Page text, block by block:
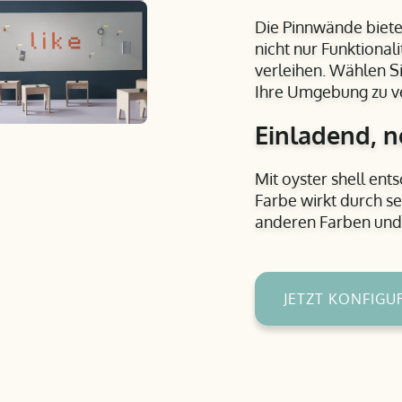
Die Pinnwände
nicht nur
verleihen. Wählen
Ihre Umgebung zu
Einladend,
Mit oyster shell
Farbe wirkt durch
anderen Farben
JETZT